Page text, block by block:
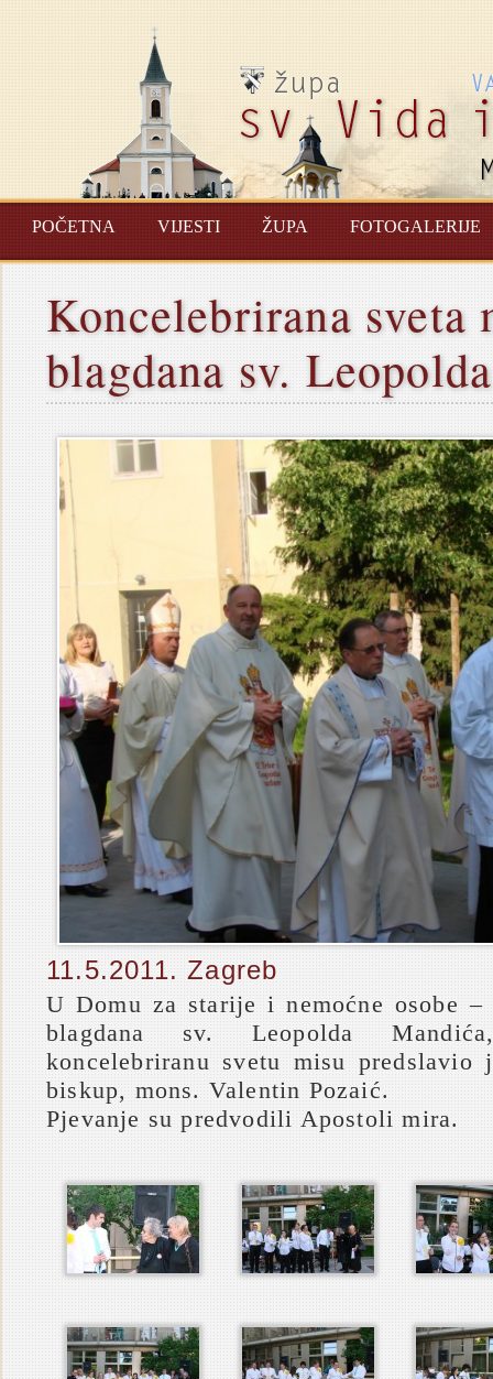
POČETNA VIJESTI ŽUPA FOTOGALERIJE
Koncelebrirana sveta
blagdana sv.
11.5.2011. Zagreb
U Domu za starije i nemoćne osobe
blagdana sv. Leopolda
koncelebriranu svetu misu predslavio
biskup, mons. Valentin Pozaić.
Pjevanje su predvodili Apostoli mira.